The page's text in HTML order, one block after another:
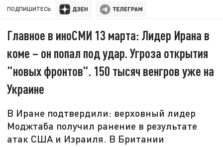
ПОДПИШИТЕСЬ:
Главное в иноСМИ 13 марта: Лидер Ирана в
коме – он попал под удар. Угроза открытия
"новых фронтов". 150 тысяч венгров уже на
Украине
В Иране подтвердили: верховный лидер
Моджтаба получил ранение в результате
атак США и Израиля. В Британии